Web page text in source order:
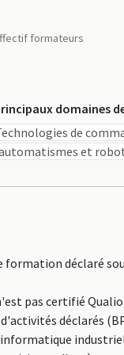
formateurs
domaines
de
et
formation déclaré
pas certifié
d'activités déclarés